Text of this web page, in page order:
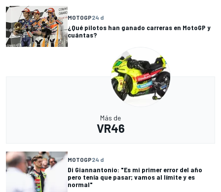
MOTOGP24 d
¿Qué pilotos han ganado carreras en MotoGP y
cuántas?
Más de
VR46
MOTOGP24 d
Di Giannantonio: "Es mi primer error del año
pero tenía que pasar; vamos al límite y es
normal"